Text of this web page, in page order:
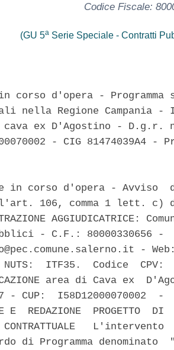
Codice Fiscale:
(GU 5a Serie Speciale - Contratti
corso d'opera - Programma
nella Regione Campania -
cava ex D'Agostino - D.g.r.
- CIG 81474039A4 -
in corso d'opera - Avviso
106, comma 1 lett. c)
AGGIUDICATRICE:
- C.F.: 80000330656
-
NUTS:  ITF35.  Codice  CPV:
area di Cava ex
- CUP:  I58D12000070002  -
E  REDAZIONE  PROGETTO
CONTRATTUALE
di Programma